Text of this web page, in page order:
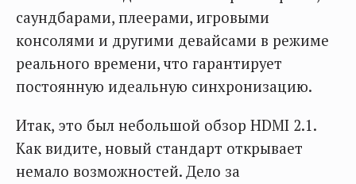
саундбарами, плеерами, игровыми
консолями и другими девайсами в режиме
реального времени, что гарантирует
постоянную идеальную синхронизацию.
Итак, это был небольшой обзор HDMI 2.1.
Как видите, новый стандарт открывает
немало возможностей. Дело за